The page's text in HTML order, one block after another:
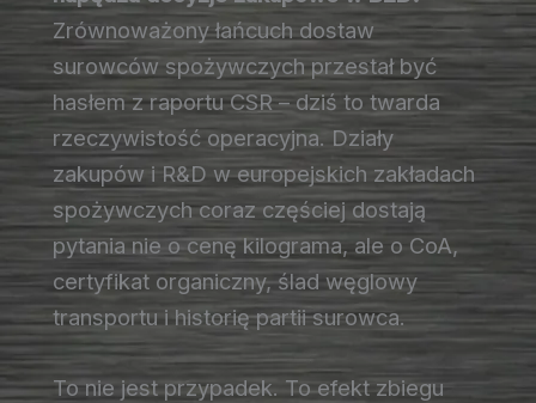
Zrównoważony łańcuch dostaw
surowców spożywczych przestał być
hasłem z raportu CSR – dziś to twarda
rzeczywistość operacyjna. Działy
zakupów i R&D w europejskich zakładach
spożywczych coraz częściej dostają
pytania nie o cenę kilograma, ale o CoA,
certyfikat organiczny, ślad węglowy
transportu i historię partii surowca.
To nie jest przypadek. To efekt zbiegu